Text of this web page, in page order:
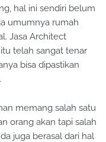
hal ini sendiri belum
umumnya rumah
Jasa Architect
telah sangat tenar
bisa dipastikan
memang salah satu
orang akan tapi salah
juga berasal dari hal